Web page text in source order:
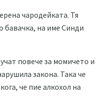
чародейката. Тя
бавачка, на име Синди
повече за момичето и
закона. Така че
че пие алкохол на